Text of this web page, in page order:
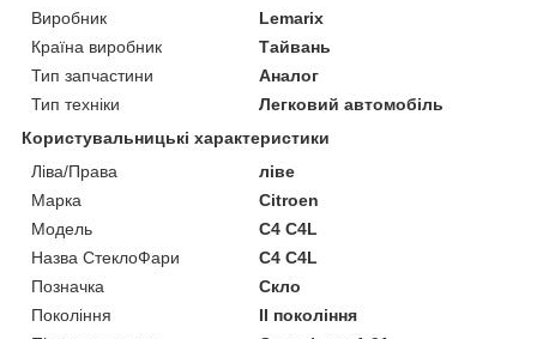
Виробник
Lemarix
Країна виробник
Тайвань
Тип запчастини
Аналог
Тип техніки
Легковий автомобіль
Користувальницькі характеристики
Ліва/Права
ліве
Марка
Citroen
Мoдель
C4 C4L
Назва СтеклоФари
C4 C4L
Позначка
Скло
Покоління
II покоління